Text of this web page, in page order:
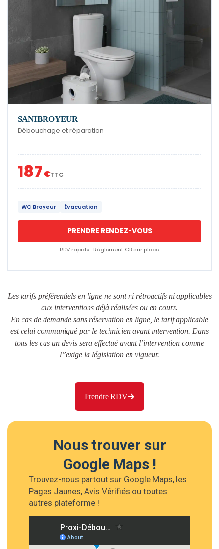
SANIBROYEUR
Débouchage et réparation
187€TTC
WC Broyeur Évacuation
PRENDRE RENDEZ-VOUS
RDV rapide · Règlement CB sur place
Les tarifs préférentiels en ligne ne sont ni rétroactifs ni applicables
aux interventions déjà réalisées ou en cours.
En cas de demande sans réservation en ligne, le tarif applicable
est celui communiqué par le technicien avant intervention. Dans
tous les cas un devis sera effectué avant l’intervention comme
l”exige la législation en vigueur.
Prendre RDV
Nous trouver sur
Google Maps !
Trouvez-nous partout sur Google Maps, les
Pages Jaunes, Avis Vérifiés ou toutes
autres plateforme !